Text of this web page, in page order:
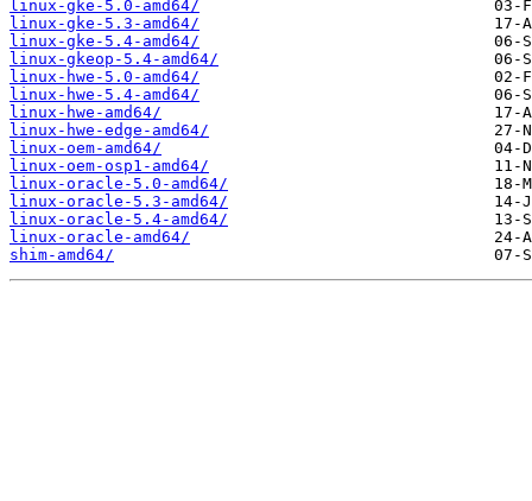
linux-gke-5.0-amd64/
linux-gke-5.3-amd64/
linux-gke-5.4-amd64/
linux-gkeop-5.4-amd64/
linux-hwe-5.0-amd64/
linux-hwe-5.4-amd64/
linux-hwe-amd64/
linux-hwe-edge-amd64/
linux-oem-amd64/
linux-oem-osp1-amd64/
linux-oracle-5.0-amd64/
linux-oracle-5.3-amd64/
linux-oracle-5.4-amd64/
linux-oracle-amd64/
shim-amd64/